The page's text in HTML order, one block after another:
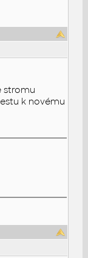
stromu
k novému